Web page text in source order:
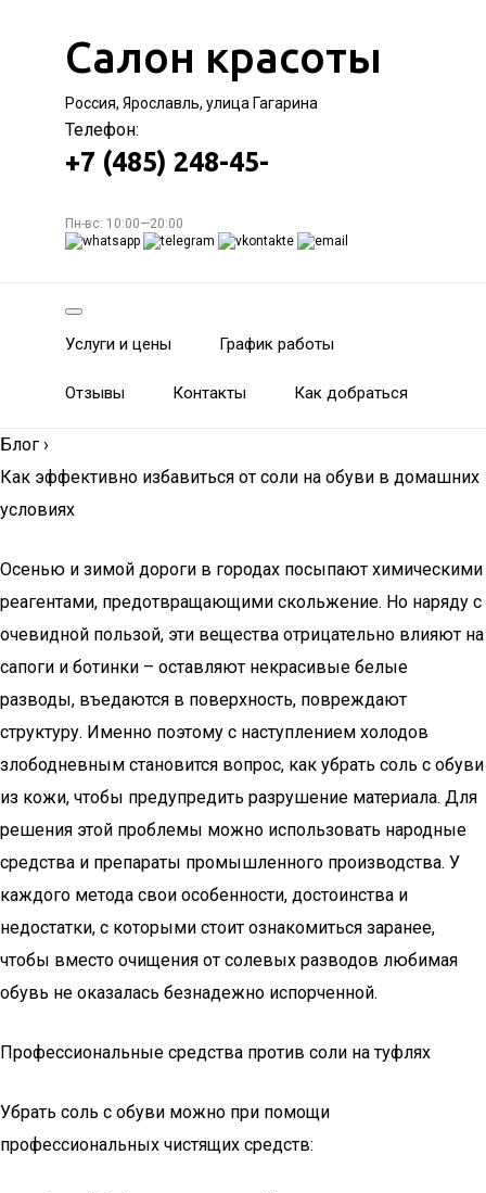
Салон красоты
Россия, Ярославль, улица Гагарина
Телефон:
+7 (485) 248-45-
Пн-вс: 10:00—20:00
Услуги и цены График работы
Отзывы Контакты Как добраться
Блог ›
Как эффективно избавиться от соли на обуви в домашних
условиях
Осенью и зимой дороги в городах посыпают химическими
реагентами, предотвращающими скольжение. Но наряду с
очевидной пользой, эти вещества отрицательно влияют на
сапоги и ботинки – оставляют некрасивые белые
разводы, въедаются в поверхность, повреждают
структуру. Именно поэтому с наступлением холодов
злободневным становится вопрос, как убрать соль с обуви
из кожи, чтобы предупредить разрушение материала. Для
решения этой проблемы можно использовать народные
средства и препараты промышленного производства. У
каждого метода свои особенности, достоинства и
недостатки, с которыми стоит ознакомиться заранее,
чтобы вместо очищения от солевых разводов любимая
обувь не оказалась безнадежно испорченной.
Профессиональные средства против соли на туфлях
Убрать соль с обуви можно при помощи
профессиональных чистящих средств: